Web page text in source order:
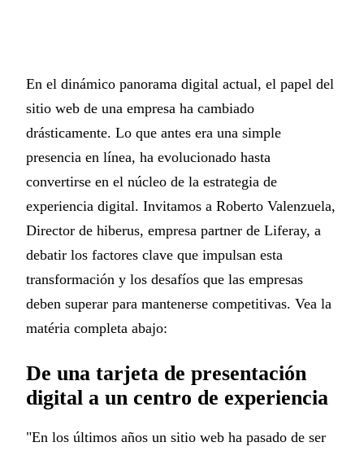
En el dinámico panorama digital actual, el papel del
sitio web de una empresa ha cambiado
drásticamente. Lo que antes era una simple
presencia en línea, ha evolucionado hasta
convertirse en el núcleo de la estrategia de
experiencia digital. Invitamos a Roberto Valenzuela,
Director de hiberus, empresa partner de Liferay, a
debatir los factores clave que impulsan esta
transformación y los desafíos que las empresas
deben superar para mantenerse competitivas. Vea la
matéria completa abajo:
De una tarjeta de presentación
digital a un centro de experiencia
"En los últimos años un sitio web ha pasado de ser